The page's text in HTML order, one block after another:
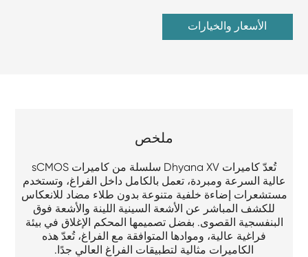
الأسعار والخيارات
ملخص
تُعدّ كاميرات Dhyana XV سلسلة من كاميرات sCMOS
عالية السرعة ومبردة، تعمل بالكامل داخل الفراغ، وتستخدم
مستشعرات إضاءة خلفية متنوعة بدون طلاء مضاد للانعكاس
للكشف المباشر عن الأشعة السينية اللينة والأشعة فوق
البنفسجية القصوى. بفضل تصميمها المحكم الإغلاق في بيئة
فراغية عالية، وموادها المتوافقة مع الفراغ، تُعدّ هذه
الكاميرات مثالية لتطبيقات الفراغ العالي جدًا.